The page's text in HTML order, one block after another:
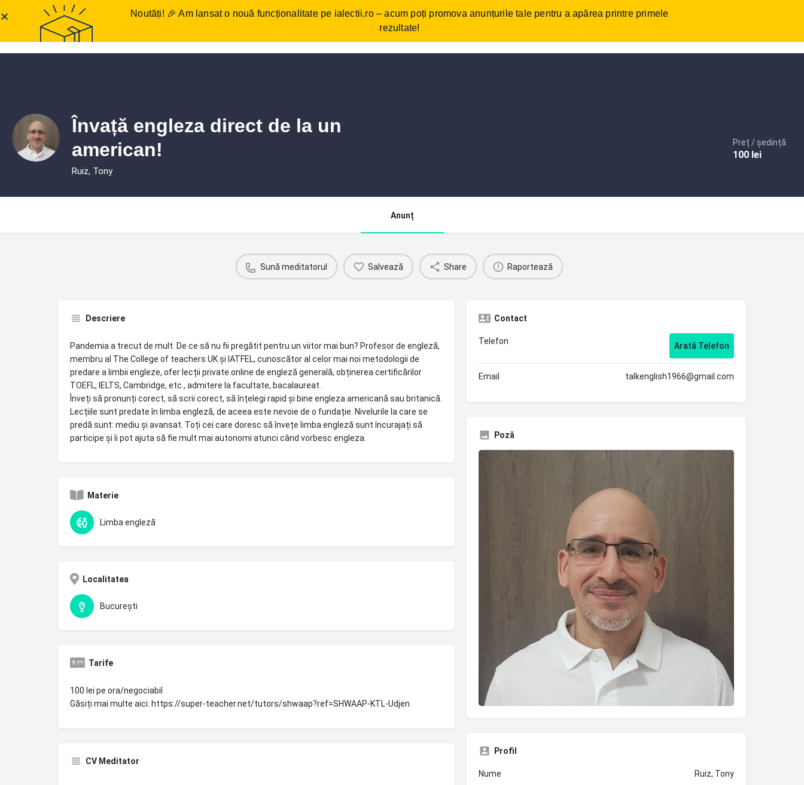
Cum funcționează?
Învață engleza direct de la un
american!
Ruiz, Tony
Preț / ședință
100 lei
Anunț
Sună meditatorul Salvează Share Raportează
Descriere
Pandemia a trecut de mult. De ce să nu fii pregătit pentru un viitor mai bun? Profesor de engleză,
membru al The College of teachers UK și IATFEL, cunoscător al celor mai noi metodologii de
predare a limbii engleze, ofer lecții private online de engleză generală, obținerea certificărilor
TOEFL, IELTS, Cambridge, etc., admitere la facultate, bacalaureat .
Înveți să pronunți corect, să scrii corect, să înțelegi rapid și bine engleza americană sau britanică.
Lecțiile sunt predate în limba engleză, de aceea este nevoie de o fundație. Nivelurile la care se
predă sunt: ​​mediu și avansat. Toți cei care doresc să învețe limba engleză sunt încurajați să
participe și îi pot ajuta să fie mult mai autonomi atunci când vorbesc engleza.
Materie
Limba engleză
Localitatea
București
Tarife
100 lei pe ora/negociabil
Găsiți mai multe aici: https://super-teacher.net/tutors/shwaap?ref=SHWAAP-KTL-Udjen
CV Meditator
Contact
Telefon Arată Telefon
Email talkenglish1966@gmail.com
Poză
Profil
Nume Ruiz, Tony
Noutăți! 🎉 Am lansat o nouă funcționalitate pe ialectii.ro – acum poți promova anunțurile tale pentru a apărea printre primele
rezultate!